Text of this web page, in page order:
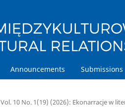
Announcements Submissions
Vol. 10 No. 1(19) (2026): Ekonarracje w